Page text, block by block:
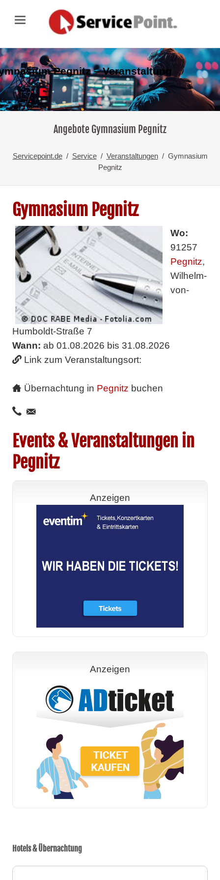
Pegnitz – Veranstaltung
Angebote Gymnasium Pegnitz
Servicepoint.de Service Veranstaltungen
Gymnasium
Pegnitz
Gymnasium Pegnitz
Wo:
91257
Pegnitz,
Wilhelm-
von-
Humboldt-Straße 7
Wann: ab 01.08.2026 bis 31.08.2026
Link zum Veranstaltungsort:
Übernachtung in Pegnitz buchen
Events & Veranstaltungen in
Pegnitz
Anzeigen
Anzeigen
Hotels & Übernachtung